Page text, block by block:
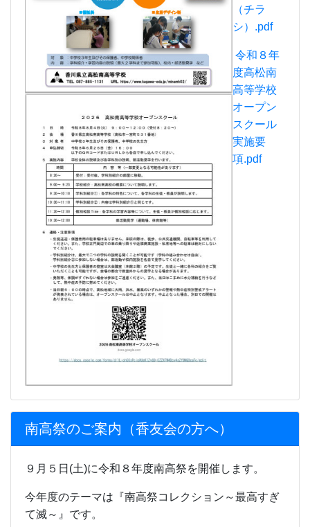
（チラ
シ）.pdf
令和８年
度高松南
高等学校
オープン
スクール
実施要
項.pdf
南高祭のご案内（香友会の方へ）
９月５日(土)に令和８年度南高祭を開催します。
今年度のテーマは『南高祭コレクション～最高すぎ
て滅～』です。